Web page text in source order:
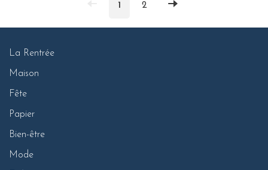
1 2
La Rentrée
Maison
Fête
Papier
Bien-être
Mode